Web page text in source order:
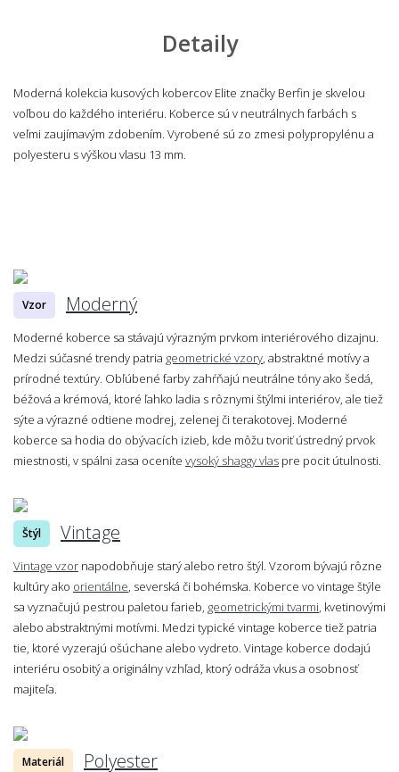
Detaily
Moderná kolekcia kusových kobercov Elite značky Berfin je skvelou
voľbou do každého interiéru. Koberce sú v neutrálnych farbách s
veľmi zaujímavým zdobením. Vyrobené sú zo zmesi polypropylénu a
polyesteru s výškou vlasu 13 mm.
Vzor Moderný
Moderné koberce sa stávajú výrazným prvkom interiérového dizajnu.
Medzi súčasné trendy patria geometrické vzory , abstraktné motívy a
prírodné textúry. Obľúbené farby zahŕňajú neutrálne tóny ako šedá,
béžová a krémová, ktoré ľahko ladia s rôznymi štýlmi interiérov, ale tiež
sýte a výrazné odtiene modrej, zelenej či terakotovej. Moderné
koberce sa hodia do obývacích izieb, kde môžu tvoriť ústredný prvok
miestnosti, v spálni zasa oceníte vysoký shaggy vlas pre pocit útulnosti.
Štýl Vintage
Vintage vzor napodobňuje starý alebo retro štýl. Vzorom bývajú rôzne
kultúry ako orientálne , severská či bohémska. Koberce vo vintage štýle
sa vyznačujú pestrou paletou farieb, geometrickými tvarmi , kvetinovými
alebo abstraktnými motívmi. Medzi typické vintage koberce tiež patria
tie, ktoré vyzerajú ošúchane alebo vydreto. Vintage koberce dodajú
interiéru osobitý a originálny vzhľad, ktorý odráža vkus a osobnosť
majiteľa.
Materiál Polyester